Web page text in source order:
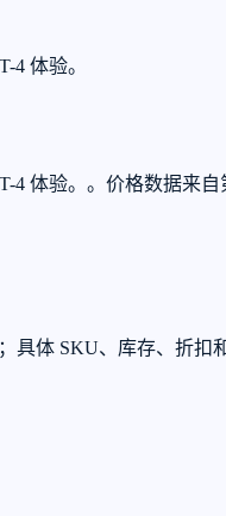
4 体验。
4 体验。。价格数据来
体 SKU、库存、折扣